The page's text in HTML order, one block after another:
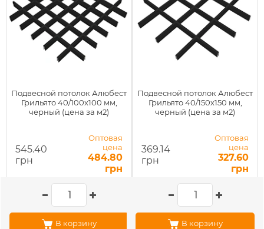
Подвесной потолок Алюбест
Грильято 40/100х100 мм,
черный (цена за м2)
545.40
грн
Оптовая
цена
484.80
грн
В корзину
Подвесной потолок Алюбест
Грильято 40/150х150 мм,
черный (цена за м2)
369.14
грн
Оптовая
цена
327.60
грн
В корзину